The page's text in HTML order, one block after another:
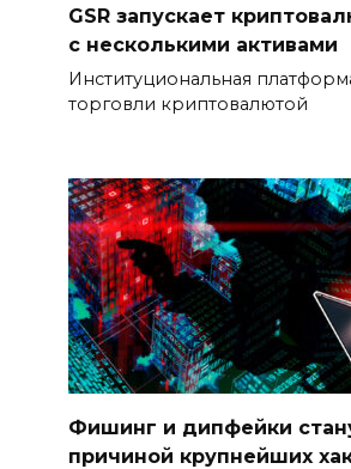
GSR запускает
с несколькими активами
Институциональная
торговли криптовалютой
Фишинг и дипфейки
причиной крупнейших